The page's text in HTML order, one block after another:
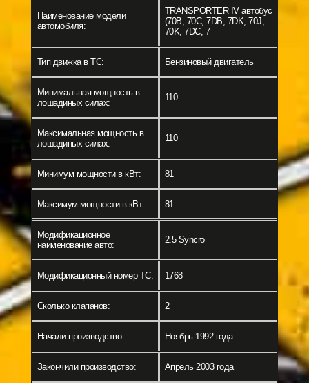
Наименование модели
автомобиля:
TRANSPORTER IV автобус
(70B, 70C, 7DB, 7DK, 70J,
70K, 7DC, 7
Тип движка в ТС: Бензиновый двигатель
Минимальная мощность в
лошадиных силах:
110
Максимальная мощность в
лошадиных силах:
110
Минимум мощности в кВт: 81
Максимум мощности в кВт: 81
Модификационное
наименование авто:
2.5 Syncro
Модификационный номер ТС: 1768
Сколько клапанов: 2
Начали производство: Ноябрь 1992 года
Закончили производство: Апрель 2003 года